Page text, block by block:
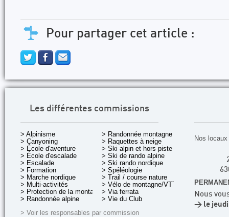
Pour partager cet article :
Les différentes commissions
> Alpinisme
> Canyoning
> École d'aventure
> École d'escalade
> Escalade
> Formation
> Marche nordique
> Multi-activités
> Protection de la montagne
> Randonnée alpine
> Randonnée montagne
> Raquettes à neige
> Ski alpin et hors piste
> Ski de rando alpine
> Ski rando nordique
> Spéléologie
> Trail / course nature
> Vélo de montagne/VTT
> Via ferrata
> Vie du Club
> Voir les responsables par commission
Nos
Nous
> le jeudi